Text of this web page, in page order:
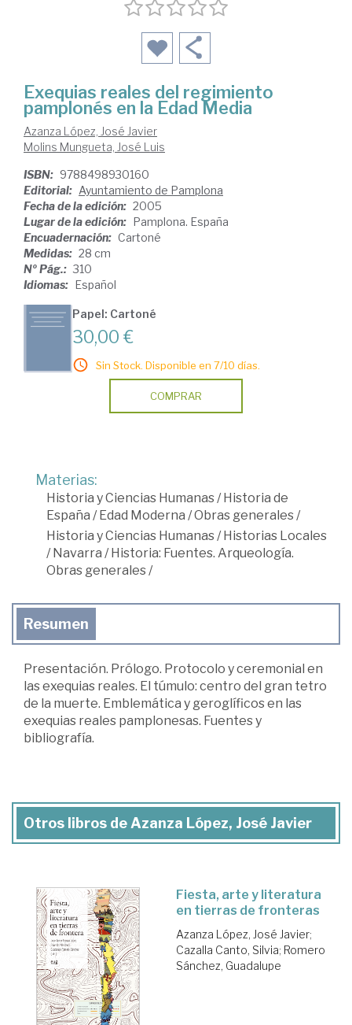
Exequias reales del regimiento
pamplonés en la Edad Media
Azanza López, José Javier
Molins Mungueta, José Luis
ISBN: 9788498930160
Editorial: Ayuntamiento de Pamplona
Fecha de la edición: 2005
Lugar de la edición: Pamplona. España
Encuadernación: Cartoné
Medidas: 28 cm
Nº Pág.: 310
Idiomas: Español
Papel: Cartoné
30,00 €
Sin Stock. Disponible en 7/10 días.
COMPRAR
Materias:
Historia y Ciencias Humanas/Historia de
España /Edad Moderna /Obras generales/
Historia y Ciencias Humanas/Historias Locales
/Navarra /Historia: Fuentes. Arqueología.
Obras generales/
Resumen
Presentación. Prólogo. Protocolo y ceremonial en
las exequias reales. El túmulo: centro del gran tetro
de la muerte. Emblemática y geroglíficos en las
exequias reales pamplonesas. Fuentes y
bibliografía.
Otros libros de Azanza López, José Javier
Fiesta, arte y literatura
en tierras de fronteras
Azanza López, José Javier;
Cazalla Canto, Silvia; Romero
Sánchez, Guadalupe